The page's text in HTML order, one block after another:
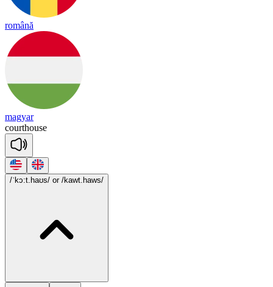
română
magyar
courthouse
/ˈkɔ:t.haʊs/ or /kawt.haws/